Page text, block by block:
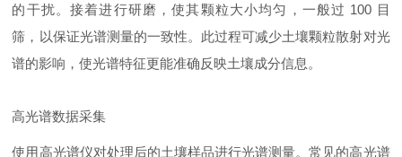
的干扰。接着进行研磨，使其颗粒大小均匀，一般过 100 目
筛，以保证光谱测量的一致性。此过程可减少土壤颗粒散射对光
谱的影响，使光谱特征更能准确反映土壤成分信息。
高光谱数据采集
使用高光谱仪对处理后的土壤样品进行光谱测量。常见的高光谱